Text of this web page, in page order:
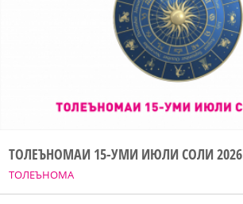
ТОЛЕЪНОМА
ТОЛЕЪНОМАИ 15-УМИ ИЮЛИ СОЛИ 2026